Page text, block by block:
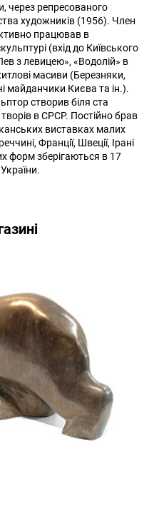
через репресованого
художників (1956). Член
працював в
(вхід до Київського
з левицею», «Водолій» в
масиви (Березняки,
майданчики Києва та ін.).
створив біля ста
в СРСР. Постійно брав
виставках малих
Франції, Швеції, Ірані
форм зберігаються в 17